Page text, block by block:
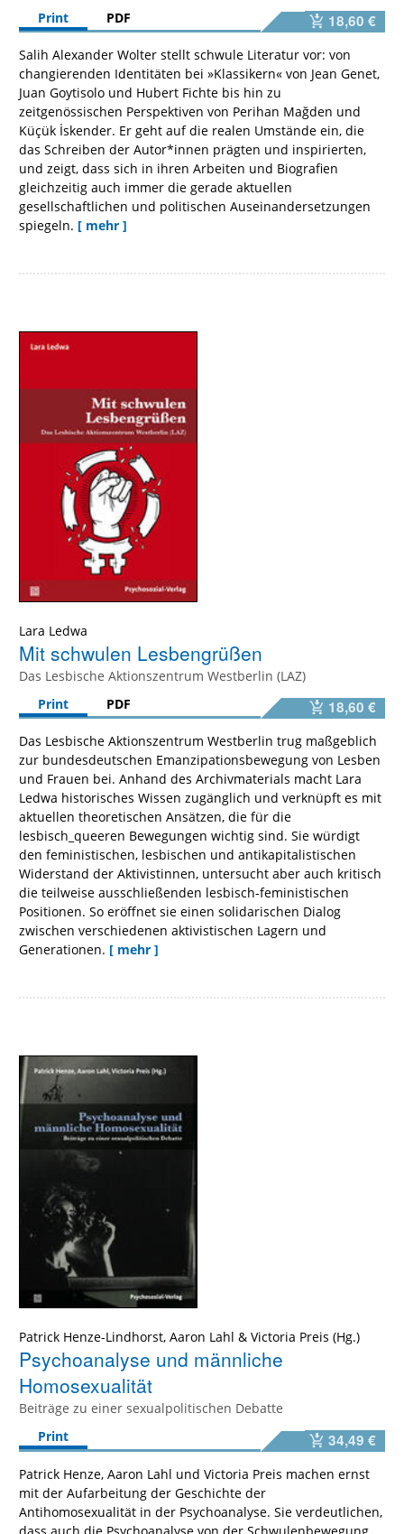
Print
PDF 18,60 €
Salih Alexander Wolter stellt schwule Literatur vor: von
changierenden Identitäten bei »Klassikern« von Jean Genet,
Juan Goytisolo und Hubert Fichte bis hin zu
zeitgenössischen Perspektiven von Perihan Mağden und
Küçük İskender. Er geht auf die realen Umstände ein, die
das Schreiben der Autor*innen prägten und inspirierten,
und zeigt, dass sich in ihren Arbeiten und Biografien
gleichzeitig auch immer die gerade aktuellen
gesellschaftlichen und politischen Auseinandersetzungen
spiegeln. [ mehr ]
Lara Ledwa
Mit schwulen Lesbengrüßen
Das Lesbische Aktionszentrum Westberlin (LAZ)
Print
PDF 18,60 €
Das Lesbische Aktionszentrum Westberlin trug maßgeblich
zur bundesdeutschen Emanzipationsbewegung von Lesben
und Frauen bei. Anhand des Archivmaterials macht Lara
Ledwa historisches Wissen zugänglich und verknüpft es mit
aktuellen theoretischen Ansätzen, die für die
lesbisch_queeren Bewegungen wichtig sind. Sie würdigt
den feministischen, lesbischen und antikapitalistischen
Widerstand der Aktivistinnen, untersucht aber auch kritisch
die teilweise ausschließenden lesbisch-feministischen
Positionen. So eröffnet sie einen solidarischen Dialog
zwischen verschiedenen aktivistischen Lagern und
Generationen. [ mehr ]
Patrick Henze-Lindhorst, Aaron Lahl & Victoria Preis
Psychoanalyse und männliche
Homosexualität
Beiträge zu einer sexualpolitischen Debatte
Print
34,49 €
Patrick Henze, Aaron Lahl und Victoria Preis machen ernst
mit der Aufarbeitung der Geschichte der
Antihomosexualität in der Psychoanalyse. Sie verdeutlichen,